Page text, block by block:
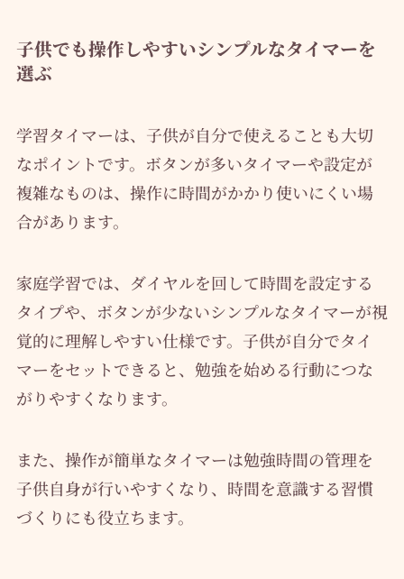
子供でも操作しやすいシンプルなタイマーを
選ぶ
学習タイマーは、子供が自分で使えることも大切
なポイントです。ボタンが多いタイマーや設定が
複雑なものは、操作に時間がかかり使いにくい場
合があります。
家庭学習では、ダイヤルを回して時間を設定する
タイプや、ボタンが少ないシンプルなタイマーが視
覚的に理解しやすい仕様です。子供が自分でタイ
マーをセットできると、勉強を始める行動につな
がりやすくなります。
また、操作が簡単なタイマーは勉強時間の管理を
子供自身が行いやすくなり、時間を意識する習慣
づくりにも役立ちます。